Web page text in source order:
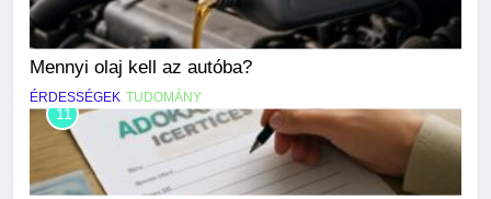
Mennyi olaj kell az autóba?
ÉRDESSÉGEK TUDOMÁNY
11